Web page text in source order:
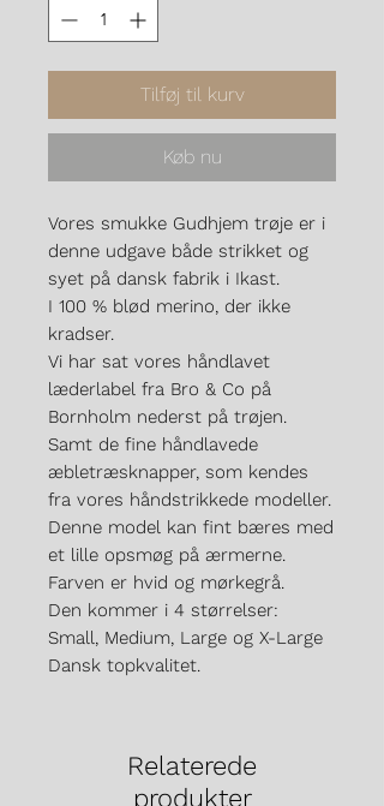
Tilføj til kurv
Køb nu
Vores smukke Gudhjem trøje er i
denne udgave både strikket og
syet på dansk fabrik i Ikast.
I 100 % blød merino, der ikke
kradser.
Vi har sat vores håndlavet
læderlabel fra Bro & Co på
Bornholm nederst på trøjen.
Samt de fine håndlavede
æbletræsknapper, som kendes
fra vores håndstrikkede modeller.
Denne model kan fint bæres med
et lille opsmøg på ærmerne.
Farven er hvid og mørkegrå.
Den kommer i 4 størrelser:
Small, Medium, Large og X-Large
Dansk topkvalitet.
Relaterede
produkter